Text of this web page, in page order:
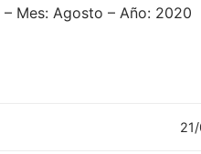
– Mes: Agosto – Año: 2020